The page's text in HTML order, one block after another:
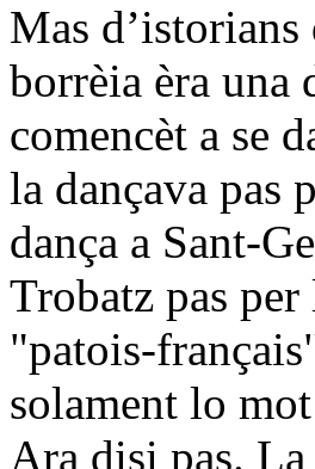
Mas
borrèia èra una
comencèt a se
la dançava pas
dança a Sant-
Trobatz pas
"patois-
solament lo
Ara disi pas.